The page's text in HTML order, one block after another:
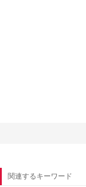
関連するキーワード